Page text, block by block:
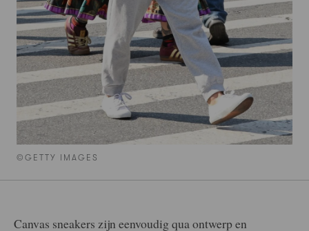
©GETTY IMAGES
Canvas sneakers zijn eenvoudig qua ontwerp en